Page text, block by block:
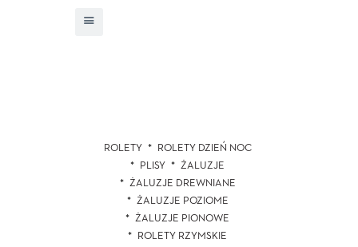
ROLETY
ROLETY DZIEŃ NOC
PLISY
ŻALUZJE
ŻALUZJE DREWNIANE
ŻALUZJE POZIOME
ŻALUZJE PIONOWE
ROLETY RZYMSKIE